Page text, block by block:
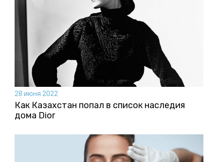
28 июня 2022
Как Казахстан попал в список наследия
дома Dior